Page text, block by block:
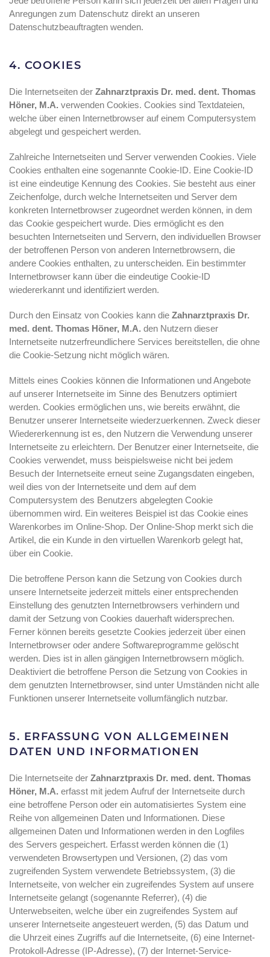
Anregungen zum Datenschutz direkt an unseren
Datenschutzbeauftragten wenden.
4. COOKIES
Die Internetseiten der Zahnarztpraxis Dr. med. dent. Thomas
Höner, M.A. verwenden Cookies. Cookies sind Textdateien,
welche über einen Internetbrowser auf einem Computersystem
abgelegt und gespeichert werden.
Zahlreiche Internetseiten und Server verwenden Cookies. Viele
Cookies enthalten eine sogenannte Cookie-ID. Eine Cookie-ID
ist eine eindeutige Kennung des Cookies. Sie besteht aus einer
Zeichenfolge, durch welche Internetseiten und Server dem
konkreten Internetbrowser zugeordnet werden können, in dem
das Cookie gespeichert wurde. Dies ermöglicht es den
besuchten Internetseiten und Servern, den individuellen Browser
der betroffenen Person von anderen Internetbrowsern, die
andere Cookies enthalten, zu unterscheiden. Ein bestimmter
Internetbrowser kann über die eindeutige Cookie-ID
wiedererkannt und identifiziert werden.
Durch den Einsatz von Cookies kann die Zahnarztpraxis Dr.
med. dent. Thomas Höner, M.A. den Nutzern dieser
Internetseite nutzerfreundlichere Services bereitstellen, die ohne
die Cookie-Setzung nicht möglich wären.
Mittels eines Cookies können die Informationen und Angebote
auf unserer Internetseite im Sinne des Benutzers optimiert
werden. Cookies ermöglichen uns, wie bereits erwähnt, die
Benutzer unserer Internetseite wiederzuerkennen. Zweck dieser
Wiedererkennung ist es, den Nutzern die Verwendung unserer
Internetseite zu erleichtern. Der Benutzer einer Internetseite, die
Cookies verwendet, muss beispielsweise nicht bei jedem
Besuch der Internetseite erneut seine Zugangsdaten eingeben,
weil dies von der Internetseite und dem auf dem
Computersystem des Benutzers abgelegten Cookie
übernommen wird. Ein weiteres Beispiel ist das Cookie eines
Warenkorbes im Online-Shop. Der Online-Shop merkt sich die
Artikel, die ein Kunde in den virtuellen Warenkorb gelegt hat,
über ein Cookie.
Die betroffene Person kann die Setzung von Cookies durch
unsere Internetseite jederzeit mittels einer entsprechenden
Einstellung des genutzten Internetbrowsers verhindern und
damit der Setzung von Cookies dauerhaft widersprechen.
Ferner können bereits gesetzte Cookies jederzeit über einen
Internetbrowser oder andere Softwareprogramme gelöscht
werden. Dies ist in allen gängigen Internetbrowsern möglich.
Deaktiviert die betroffene Person die Setzung von Cookies in
dem genutzten Internetbrowser, sind unter Umständen nicht alle
Funktionen unserer Internetseite vollumfänglich nutzbar.
5. ERFASSUNG VON ALLGEMEINEN
DATEN UND INFORMATIONEN
Die Internetseite der Zahnarztpraxis Dr. med. dent. Thomas
Höner, M.A. erfasst mit jedem Aufruf der Internetseite durch
eine betroffene Person oder ein automatisiertes System eine
Reihe von allgemeinen Daten und Informationen. Diese
allgemeinen Daten und Informationen werden in den Logfiles
des Servers gespeichert. Erfasst werden können die (1)
verwendeten Browsertypen und Versionen, (2) das vom
zugreifenden System verwendete Betriebssystem, (3) die
Internetseite, von welcher ein zugreifendes System auf unsere
Internetseite gelangt (sogenannte Referrer), (4) die
Unterwebseiten, welche über ein zugreifendes System auf
unserer Internetseite angesteuert werden, (5) das Datum und
die Uhrzeit eines Zugriffs auf die Internetseite, (6) eine Internet-
Protokoll-Adresse (IP-Adresse), (7) der Internet-Service-